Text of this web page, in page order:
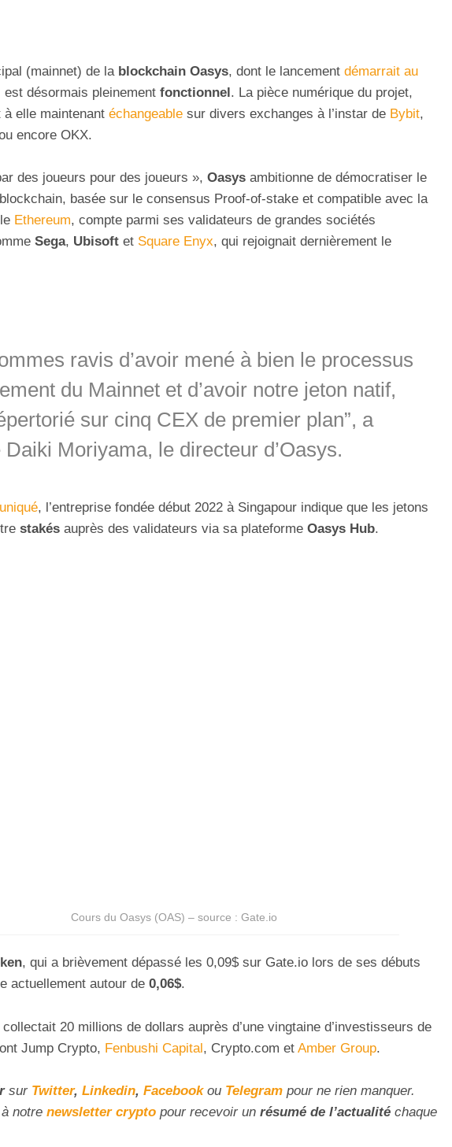
(mainnet) de la blockchain Oasys, dont le lancement démarrait au
est désormais pleinement fonctionnel. La pièce numérique du projet,
à elle maintenant échangeable sur divers exchanges à l’instar de Bybit,
encore OKX.
des joueurs pour des joueurs », Oasys ambitionne de démocratiser le
basée sur le consensus Proof-of-stake et compatible avec la
Ethereum, compte parmi ses validateurs de grandes sociétés
Sega, Ubisoft et Square Enyx, qui rejoignait dernièrement le
ravis d’avoir mené à bien le processus
du Mainnet et d’avoir notre jeton natif,
sur cinq CEX de premier plan”, a
Daiki Moriyama, le directeur d’Oasys.
, l’entreprise fondée début 2022 à Singapour indique que les jetons
stakés auprès des validateurs via sa plateforme Oasys Hub.
Cours du Oasys (OAS) – source : Gate.io
, qui a brièvement dépassé les 0,09$ sur Gate.io lors de ses débuts
actuellement autour de 0,06$.
20 millions de dollars auprès d’une vingtaine d’investisseurs de
Jump Crypto, Fenbushi Capital, Crypto.com et Amber Group.
sur Twitter, Linkedin, Facebookou Telegram pour ne rien manquer.
notre newsletter crypto pour recevoir un résumé de l’actualité chaque